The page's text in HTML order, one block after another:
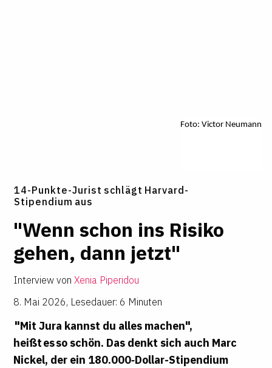
Foto: Victor Neumann
14-Punkte-Jurist schlägt Harvard-
Stipendium aus
"Wenn schon ins Risiko
gehen, dann jetzt"
Interview von Xenia Piperidou
8. Mai 2026, Lesedauer: 6 Minuten
"Mit Jura kannst du alles machen",
heißt es so schön. Das denkt sich auch Marc
Nickel, der ein 180.000‑Dollar-Stipendium